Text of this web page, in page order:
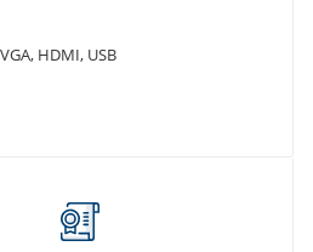
VGA, HDMI, USB